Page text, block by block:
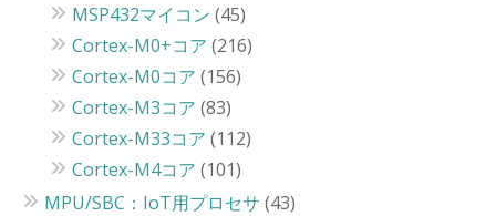
MSP432マイコン (45)
Cortex-M0+コア (216)
Cortex-M0コア (156)
Cortex-M3コア (83)
Cortex-M33コア (112)
Cortex-M4コア (101)
MPU/SBC：IoT用プロセサ (43)